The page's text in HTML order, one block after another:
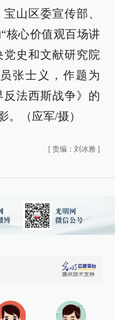
山区委宣传部、
核心价值观百场讲
党史和文献研究院
张士义，作题为
反法西斯战争》的
。（应军/摄）
[ 责编：刘冰雅 ]